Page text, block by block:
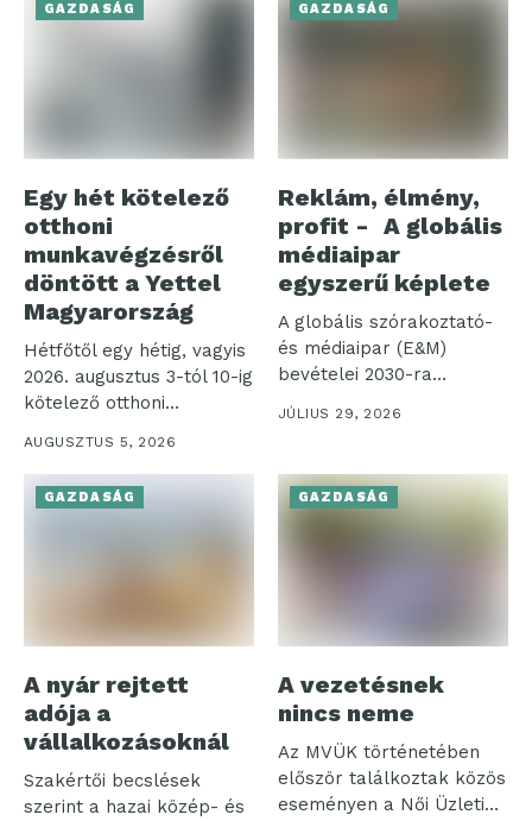
GAZDASÁG
Egy hét kötelező
otthoni
munkavégzésről
döntött a Yettel
Magyarország
Hétfőtől egy hétig, vagyis
2026. augusztus 3-tól 10-ig
kötelező otthoni
AUGUSZTUS 5, 2026
GAZDASÁG
Reklám, élmény,
profit - A globális
médiaipar
egyszerű képlete
A globális szórakoztató-
és médiaipar (E&M)
bevételei 2030-ra
elérhetik a 4,2 ezer...
JÚLIUS 29, 2026
GAZDASÁG
A nyár rejtett
adója a
vállalkozásoknál
Szakértői becslések
szerint a hazai közép- és
GAZDASÁG
A vezetésnek
nincs neme
Az MVÜK történetében
először találkoztak közös
eseményen a Női Üzleti